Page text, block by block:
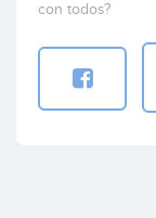
con todos?